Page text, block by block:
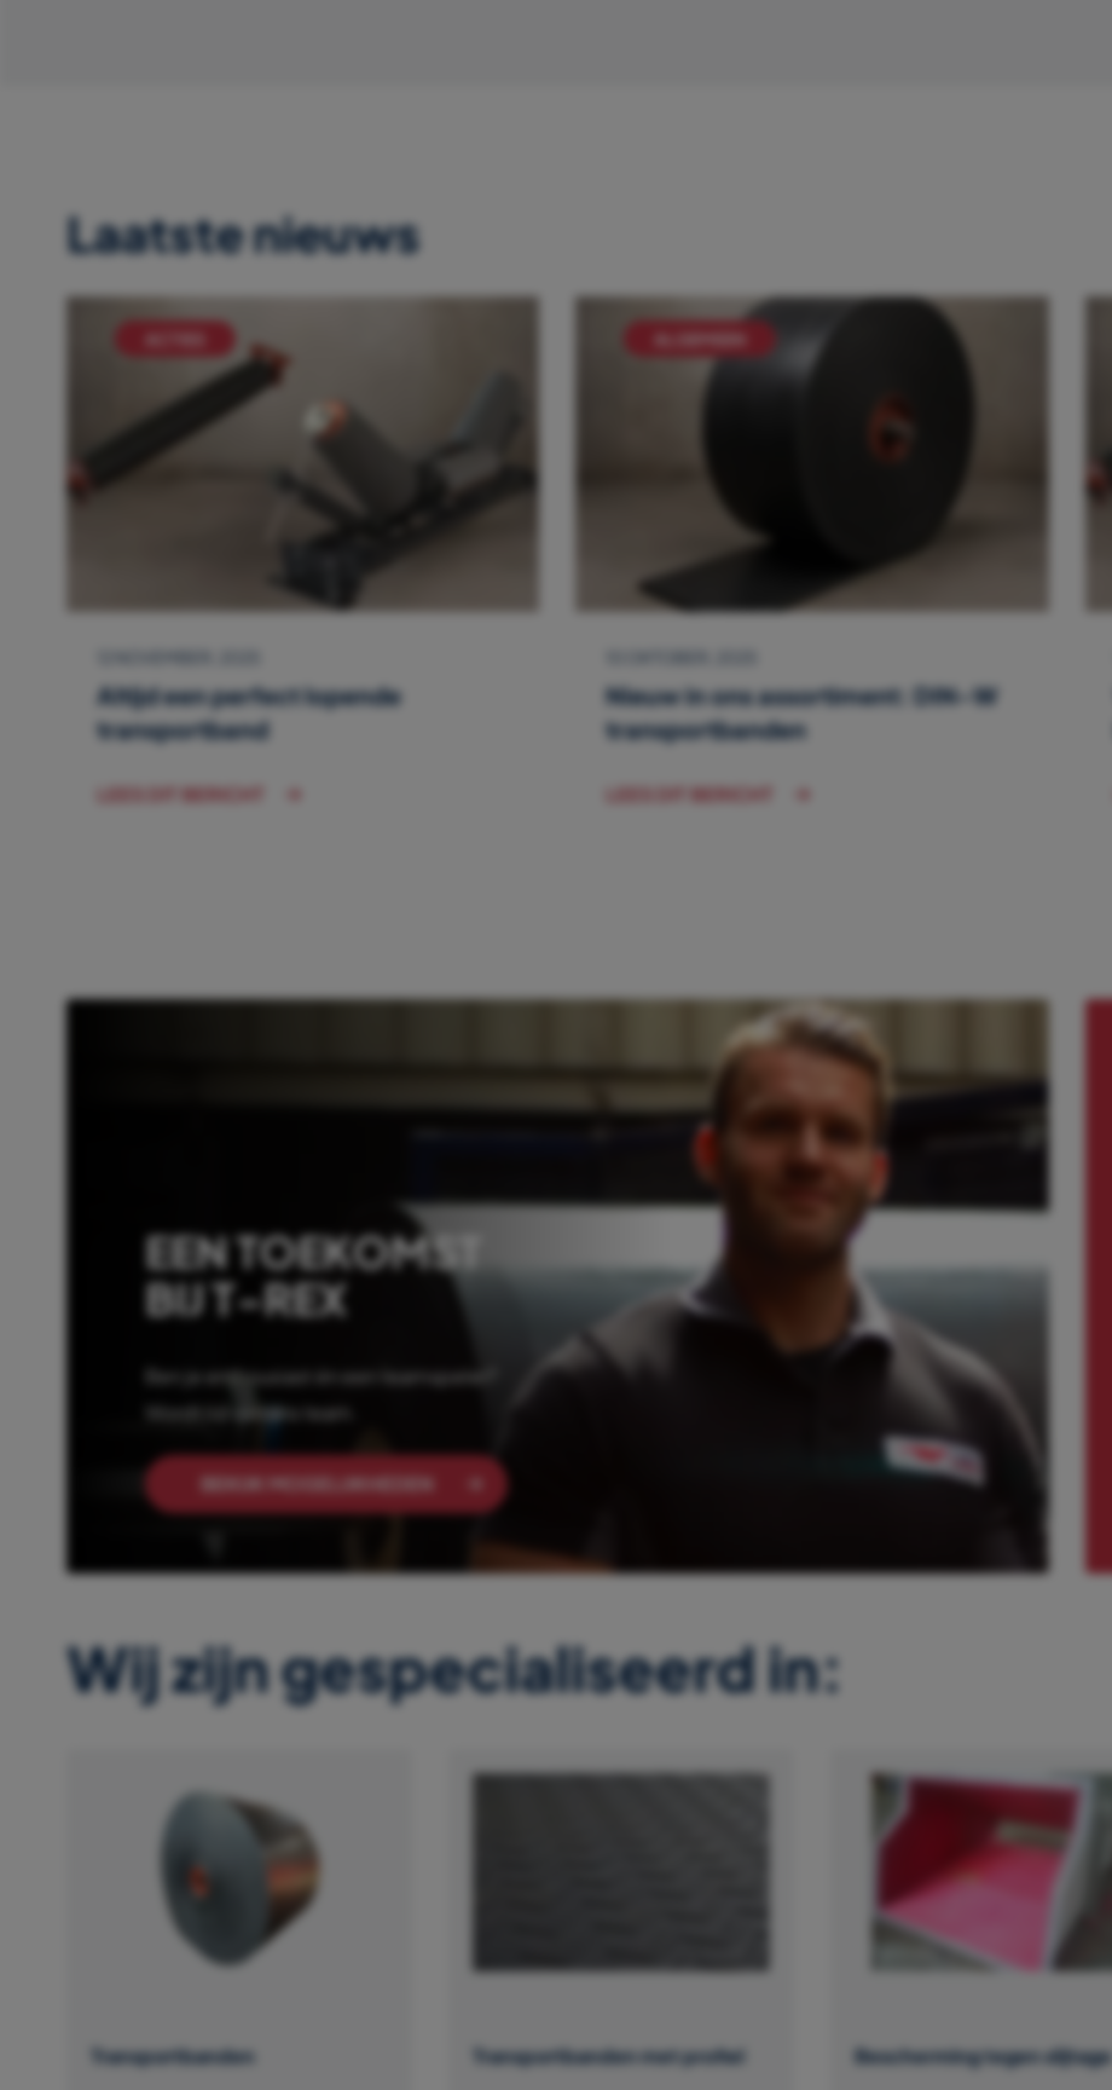
Laatste nieuws
Altijd een perfect lopende
transportband
LEES DIT BERICHT
Nieuw in ons assortiment: DIN-W
transportbanden
LEES DIT BERICHT
EEN TOEKOMST
BIJ T-REX
Ben je enthousiast én een teamspeler?
Wordt lid van ons team.
BEKIJK MOGELIJKHEDEN
Wij zijn gespecialiseerd in:
Transportbanden Transportbanden met profiel Bescherming tegen slijtage